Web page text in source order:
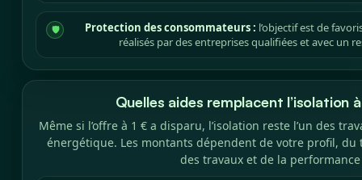
🛡️ Protection des consommateurs : l’objectif est de
réalisés par des entreprises qualifiées et avec un
Quelles aides remplacent l’isolation
Même si l’offre à 1 € a disparu, l’isolation reste l’un des
énergétique. Les montants dépendent de votre profil,
des travaux et de la performance